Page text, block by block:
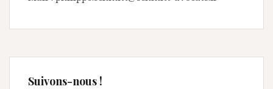
Suivons-nous !